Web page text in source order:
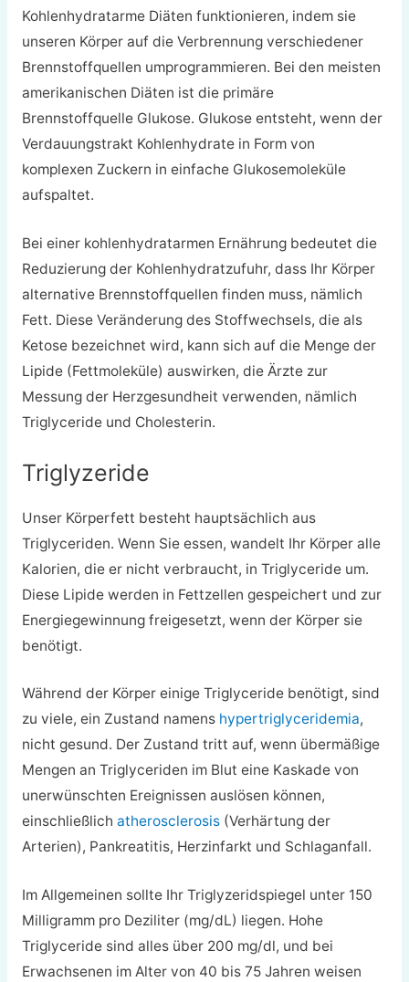
Kohlenhydratarme Diäten funktionieren, indem sie
unseren Körper auf die Verbrennung verschiedener
Brennstoffquellen umprogrammieren. Bei den meisten
amerikanischen Diäten ist die primäre
Brennstoffquelle Glukose. Glukose entsteht, wenn der
Verdauungstrakt Kohlenhydrate in Form von
komplexen Zuckern in einfache Glukosemoleküle
aufspaltet.
Bei einer kohlenhydratarmen Ernährung bedeutet die
Reduzierung der Kohlenhydratzufuhr, dass Ihr Körper
alternative Brennstoffquellen finden muss, nämlich
Fett. Diese Veränderung des Stoffwechsels, die als
Ketose bezeichnet wird, kann sich auf die Menge der
Lipide (Fettmoleküle) auswirken, die Ärzte zur
Messung der Herzgesundheit verwenden, nämlich
Triglyceride und Cholesterin.
Triglyzeride
Unser Körperfett besteht hauptsächlich aus
Triglyceriden. Wenn Sie essen, wandelt Ihr Körper alle
Kalorien, die er nicht verbraucht, in Triglyceride um.
Diese Lipide werden in Fettzellen gespeichert und zur
Energiegewinnung freigesetzt, wenn der Körper sie
benötigt.
Während der Körper einige Triglyceride benötigt, sind
zu viele, ein Zustand namens hypertriglyceridemia,
nicht gesund. Der Zustand tritt auf, wenn übermäßige
Mengen an Triglyceriden im Blut eine Kaskade von
unerwünschten Ereignissen auslösen können,
einschließlich atherosclerosis(Verhärtung der
Arterien), Pankreatitis, Herzinfarkt und Schlaganfall.
Im Allgemeinen sollte Ihr Triglyzeridspiegel unter 150
Milligramm pro Deziliter (mg/dL) liegen. Hohe
Triglyceride sind alles über 200 mg/dl, und bei
Erwachsenen im Alter von 40 bis 75 Jahren weisen